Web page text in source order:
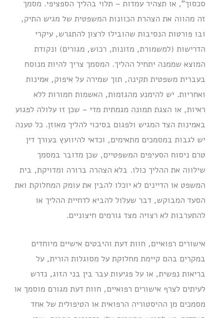
סכסוך”, או תצהיר עמדות – תלוי בהליך הספציפי. מסמך
זה מהווה את הצהרת הכוונות המשפטית של מגיש התיק,
ובו פורטות הנסיבות שהובילו לרצון להתגרש, עיקרי
הדרישות (למשמורת, מזונות, רכוש, מגורים) ונקודת
המוצא שממנה יתחיל ההליך. המסמך צריך להיות מנוסח
בעברית משפטית תקינה, תוך שמירה על איפוק, אמינות
ואחריות. יש להימנע מהגזמות, האשמות חמורות ללא
ראיות, או הצגת תמונה מגמתית מדי – שכן זו עלולה לפגוע
באמינות הצד המגיש ולפגום בסיכוי להליך מאוזן. כל טענה
יש לגבות במסמכים מתאימים, וכדאי להיוועץ בעורך דין
טרם ניסוח הסעיפים המשפטיים, שכן מדובר במסמך
שילווה את ההליך כולו. בלא הצהרה ברורה ומדויקת, בית
המשפט או הדיינים לא יוכלו להבין את עומק המחלוקת ואת
הסעד המבוקש, דבר שעלול להביא לדחיית ההליך או
להתערבות לא רצויה מצד גורמים חיצוניים.
אישורים רפואיים, חוות דעת והיבטים אישיים מיוחדים
במקרים בהם קיימת מחלוקת על מסוגלות הורית, על
בריאות נפשית, או על פגיעות עבר בין בני הזוג, נדרש
לעיתים לצרף אישורים רפואיים, חוות דעת מגורם מוסמך או
מסמכים מן ההיסטוריה הרפואית או הטיפולית של אחד